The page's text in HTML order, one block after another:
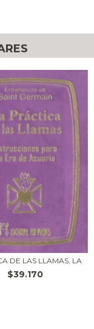
DE LAS LLAMAS, LA
$39.170